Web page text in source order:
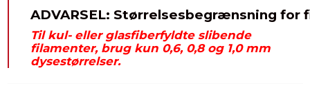
ADVARSEL: Størrelsesbegrænsning
Til kul- eller glasfiberfyldte slibende
filamenter, brug kun 0,6, 0,8 og 1,0 mm
dysestørrelser.